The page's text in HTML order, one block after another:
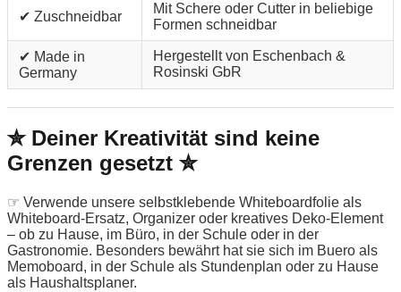
✔ Zuschneidbar
Mit Schere oder Cutter in beliebige
Formen schneidbar
✔ Made in
Germany
Hergestellt von Eschenbach &
Rosinski GbR
✮ Deiner Kreativität sind keine
Grenzen gesetzt ✮
☞ Verwende unsere selbstklebende Whiteboardfolie als
Whiteboard-Ersatz, Organizer oder kreatives Deko-Element
– ob zu Hause, im Büro, in der Schule oder in der
Gastronomie. Besonders bewährt hat sie sich im Buero als
Memoboard, in der Schule als Stundenplan oder zu Hause
als Haushaltsplaner.